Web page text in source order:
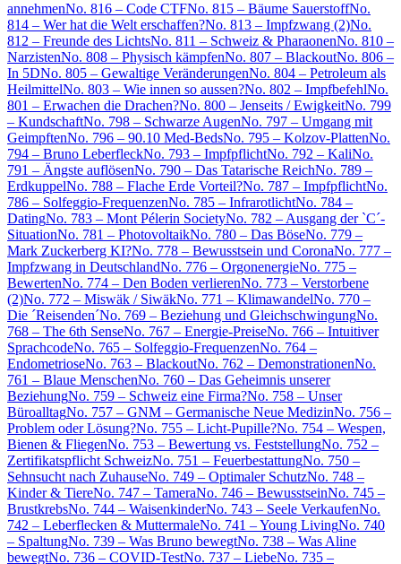
annehmenNo. 816 – Code CTFNo. 815 – Bäume SauerstoffNo.
814 – Wer hat die Welt erschaffen?No. 813 – Impfzwang (2)No.
812 – Freunde des LichtsNo. 811 – Schweiz & PharaonenNo. 810 –
NarzistenNo. 808 – Physisch kämpfenNo. 807 – BlackoutNo. 806 –
In 5DNo. 805 – Gewaltige VeränderungenNo. 804 – Petroleum als
HeilmittelNo. 803 – Wie innen so aussen?No. 802 – ImpfbefehlNo.
801 – Erwachen die Drachen?No. 800 – Jenseits / EwigkeitNo. 799
– KundschaftNo. 798 – Schwarze AugenNo. 797 – Umgang mit
GeimpftenNo. 796 – 90.10 Med-BedsNo. 795 – Kolzov-PlattenNo.
794 – Bruno LeberfleckNo. 793 – ImpfpflichtNo. 792 – KaliNo.
791 – Ängste auflösenNo. 790 – Das Tatarische ReichNo. 789 –
ErdkuppelNo. 788 – Flache Erde Vorteil?No. 787 – ImpfpflichtNo.
786 – Solfeggio-FrequenzenNo. 785 – InfrarotlichtNo. 784 –
DatingNo. 783 – Mont Pélerin SocietyNo. 782 – Ausgang der `C´-
SituationNo. 781 – PhotovoltaikNo. 780 – Das BöseNo. 779 –
Mark Zuckerberg KI?No. 778 – Bewusstsein und CoronaNo. 777 –
Impfzwang in DeutschlandNo. 776 – OrgonenergieNo. 775 –
BewertenNo. 774 – Den Boden verlierenNo. 773 – Verstorbene
(2)No. 772 – Miswäk / SiwäkNo. 771 – KlimawandelNo. 770 –
Die ´Reisenden´No. 769 – Beziehung und GleichschwingungNo.
768 – The 6th SenseNo. 767 – Energie-PreiseNo. 766 – Intuitiver
SprachcodeNo. 765 – Solfeggio-FrequenzenNo. 764 –
EndometrioseNo. 763 – BlackoutNo. 762 – DemonstrationenNo.
761 – Blaue MenschenNo. 760 – Das Geheimnis unserer
BeziehungNo. 759 – Schweiz eine Firma?No. 758 – Unser
BüroalltagNo. 757 – GNM – Germanische Neue MedizinNo. 756 –
Problem oder Lösung?No. 755 – Licht-Pupille?No. 754 – Wespen,
Bienen & FliegenNo. 753 – Bewertung vs. FeststellungNo. 752 –
Zertifikatspflicht SchweizNo. 751 – FeuerbestattungNo. 750 –
Sehnsucht nach ZuhauseNo. 749 – Optimaler SchutzNo. 748 –
Kinder & TiereNo. 747 – TameraNo. 746 – BewusstseinNo. 745 –
BrustkrebsNo. 744 – WaisenkinderNo. 743 – Seele VerkaufenNo.
742 – Leberflecken & MuttermaleNo. 741 – Young LivingNo. 740
– SpaltungNo. 739 – Was Bruno bewegtNo. 738 – Was Aline
bewegtNo. 736 – COVID-TestNo. 737 – LiebeNo. 735 –